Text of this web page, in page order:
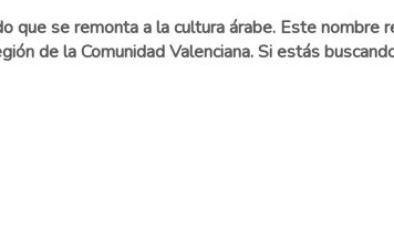
que se remonta a la cultura árabe. Este nombre
de la Comunidad Valenciana. Si estás